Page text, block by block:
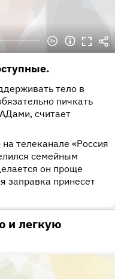
тело в
пичкать
считает
на телеканале «Россия
семейным
он проще
заправка принесет
и легкую